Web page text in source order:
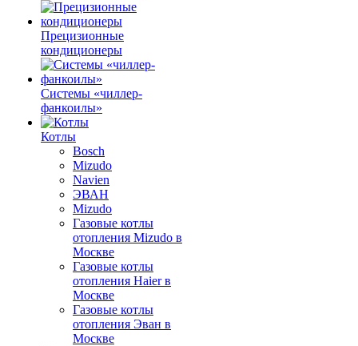
Прецизионные
кондиционеры
Системы «чиллер-
фанкоилы»
Котлы
Bosch
Mizudo
Navien
ЭВАН
Mizudo
Газовые котлы
отопления Mizudo в
Москве
Газовые котлы
отопления Haier в
Москве
Газовые котлы
отопления Эван в
Москве